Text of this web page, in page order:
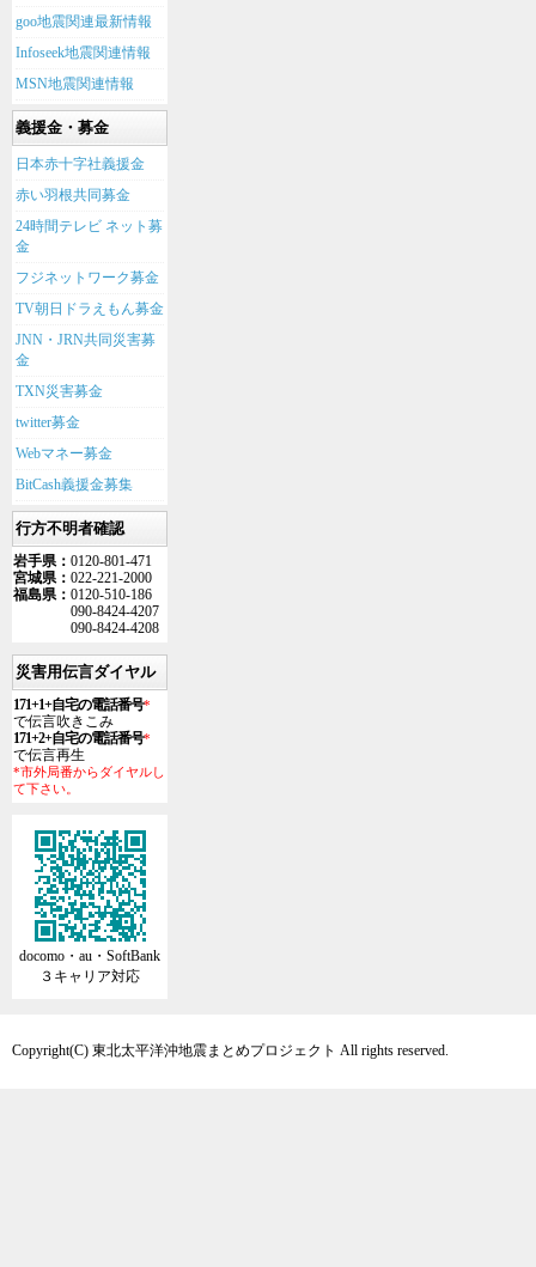
goo地震関連最新情報
Infoseek地震関連情報
MSN地震関連情報
義援金・募金
日本赤十字社義援金
赤い羽根共同募金
24時間テレビ ネット募
金
フジネットワーク募金
TV朝日ドラえもん募金
JNN・JRN共同災害募
金
TXN災害募金
twitter募金
Webマネー募金
BitCash義援金募集
行方不明者確認
岩手県： 0120-801-471
宮城県： 022-221-2000
福島県： 0120-510-186
090-8424-4207
090-8424-4208
災害用伝言ダイヤル
171+1+自宅の電話番号*
で伝言吹きこみ
171+2+自宅の電話番号*
で伝言再生
*市外局番からダイヤルし
て下さい。
docomo・au・SoftBank
３キャリア対応
Copyright(C) 東北太平洋沖地震まとめプロジェクト All rights reserved.